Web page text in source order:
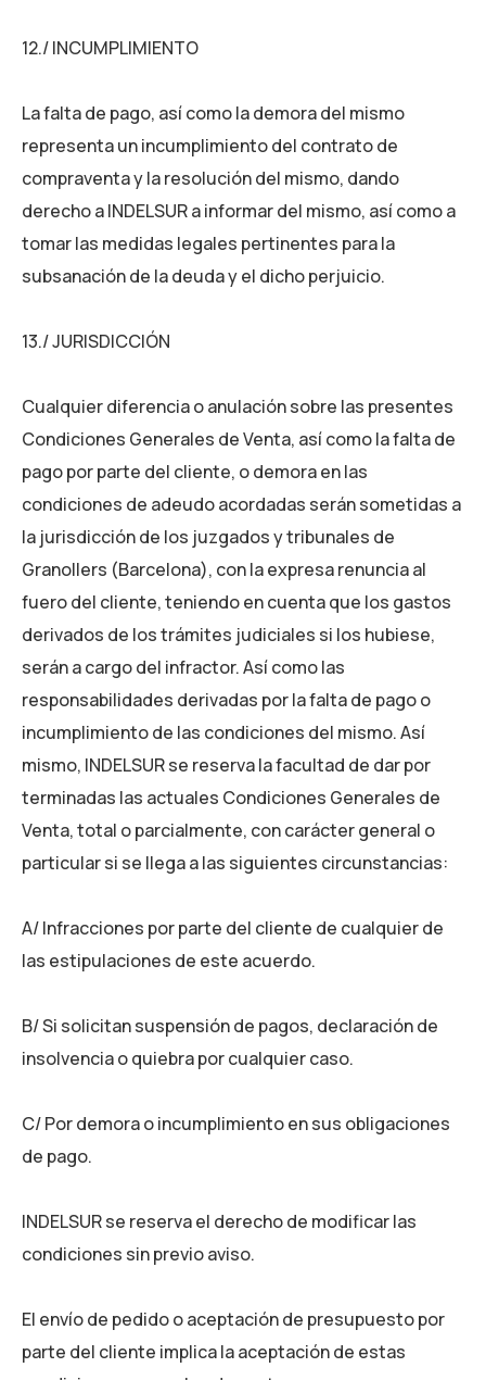
12./ INCUMPLIMIENTO
La falta de pago, así como la demora del mismo
representa un incumplimiento del contrato de
compraventa y la resolución del mismo, dando
derecho a INDELSUR a informar del mismo, así como a
tomar las medidas legales pertinentes para la
subsanación de la deuda y el dicho perjuicio.
13./ JURISDICCIÓN
Cualquier diferencia o anulación sobre las presentes
Condiciones Generales de Venta, así como la falta de
pago por parte del cliente, o demora en las
condiciones de adeudo acordadas serán sometidas a
la jurisdicción de los juzgados y tribunales de
Granollers (Barcelona), con la expresa renuncia al
fuero del cliente, teniendo en cuenta que los gastos
derivados de los trámites judiciales si los hubiese,
serán a cargo del infractor. Así como las
responsabilidades derivadas por la falta de pago o
incumplimiento de las condiciones del mismo. Así
mismo, INDELSUR se reserva la facultad de dar por
terminadas las actuales Condiciones Generales de
Venta, total o parcialmente, con carácter general o
particular si se llega a las siguientes circunstancias:
A/ Infracciones por parte del cliente de cualquier de
las estipulaciones de este acuerdo.
B/ Si solicitan suspensión de pagos, declaración de
insolvencia o quiebra por cualquier caso.
C/ Por demora o incumplimiento en sus obligaciones
de pago.
INDELSUR se reserva el derecho de modificar las
condiciones sin previo aviso.
El envío de pedido o aceptación de presupuesto por
parte del cliente implica la aceptación de estas